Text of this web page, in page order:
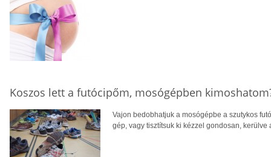
Koszos lett a futócipőm, mosógépben
Vajon bedobhatjuk a mosógépbe a szutykos
gép, vagy tisztítsuk ki kézzel gondosan,